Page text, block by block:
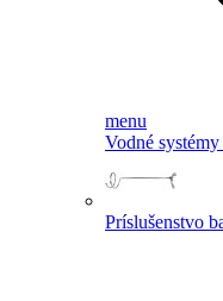
menu
Vodné
Príslušenstvo